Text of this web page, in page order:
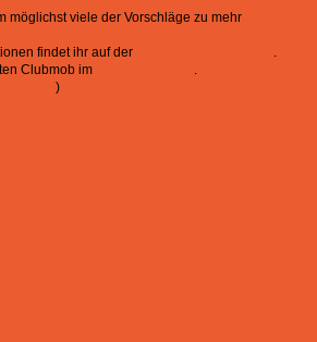
möglichst viele der Vorschläge zu mehr
findet ihr auf der
.
Clubmob im
.
)